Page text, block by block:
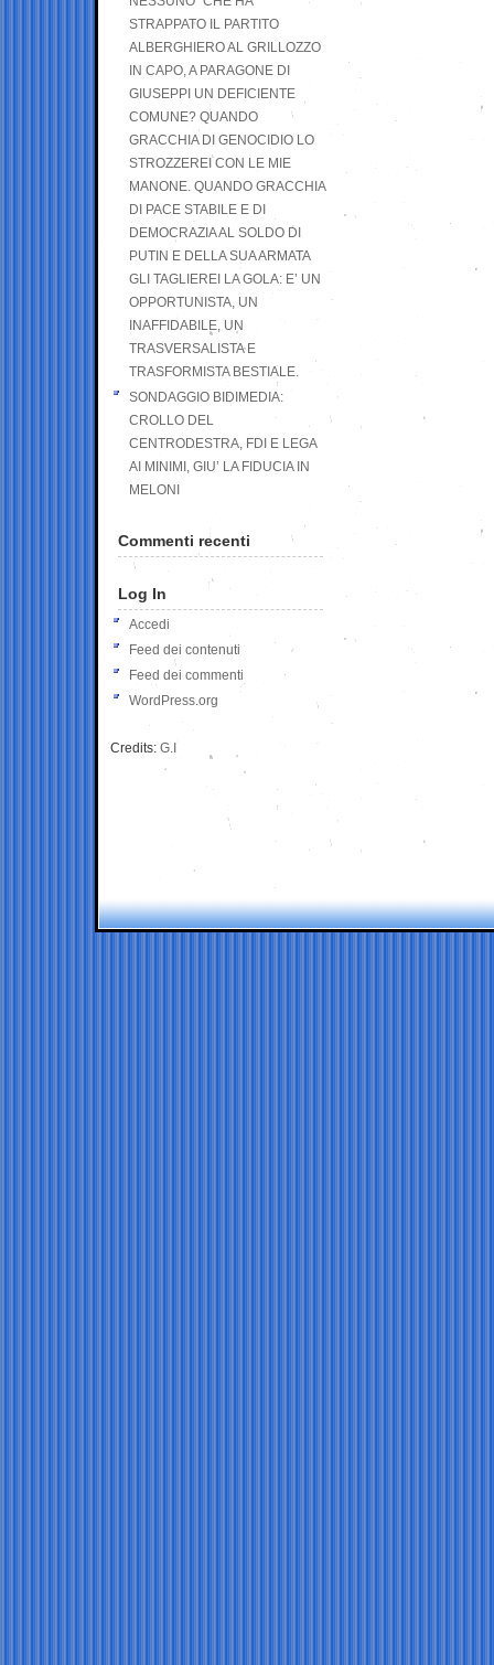
STRAPPATO IL PARTITO
ALBERGHIERO AL GRILLOZZO
IN CAPO, A PARAGONE DI
GIUSEPPI UN DEFICIENTE
COMUNE? QUANDO
GRACCHIA DI GENOCIDIO LO
STROZZEREI CON LE MIE
MANONE. QUANDO GRACCHIA
DI PACE STABILE E DI
DEMOCRAZIA AL SOLDO DI
PUTIN E DELLA SUA ARMATA
GLI TAGLIEREI LA GOLA: E’ UN
OPPORTUNISTA, UN
INAFFIDABILE, UN
TRASVERSALISTA E
TRASFORMISTA BESTIALE.
SONDAGGIO BIDIMEDIA:
CROLLO DEL
CENTRODESTRA, FDI E LEGA
AI MINIMI, GIU’ LA FIDUCIA IN
MELONI
Commenti recenti
Log In
Accedi
Feed dei contenuti
Feed dei commenti
WordPress.org
Credits: G.I